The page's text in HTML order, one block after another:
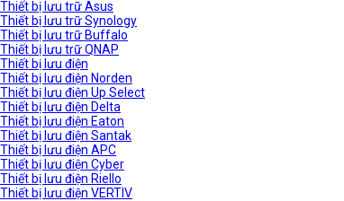
Thiết bị lưu trữ Asus
Thiết bị lưu trữ Synology
Thiết bị lưu trữ Buffalo
Thiết bị lưu trữ QNAP
Thiết bị lưu điện
Thiết bị lưu điện Norden
Thiết bị lưu điện Up Select
Thiết bị lưu điện Delta
Thiết bị lưu điện Eaton
Thiết bị lưu điện Santak
Thiết bị lưu điện APC
Thiết bị lưu điện Cyber
Thiết bị lưu điện Riello
Thiết bị lưu điện VERTIV